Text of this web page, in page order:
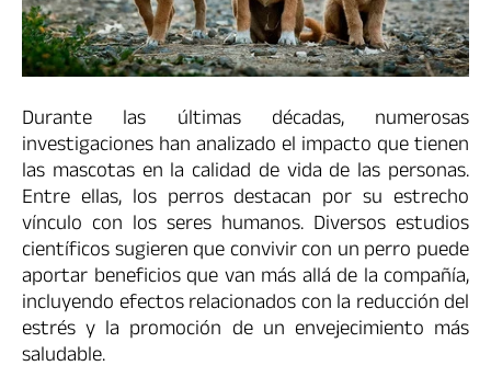
Durante las últimas décadas, numerosas
investigaciones han analizado el impacto que tienen
las mascotas en la calidad de vida de las personas.
Entre ellas, los perros destacan por su estrecho
vínculo con los seres humanos. Diversos estudios
científicos sugieren que convivir con un perro puede
aportar beneficios que van más allá de la compañía,
incluyendo efectos relacionados con la reducción del
estrés y la promoción de un envejecimiento más
saludable.